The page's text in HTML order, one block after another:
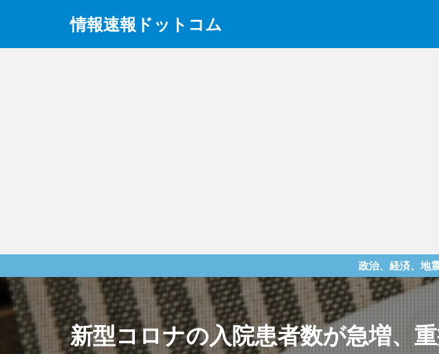
情報速報ドットコム
政治、経済、地震、放射能、災
新型コロナの入院患者数が急増、